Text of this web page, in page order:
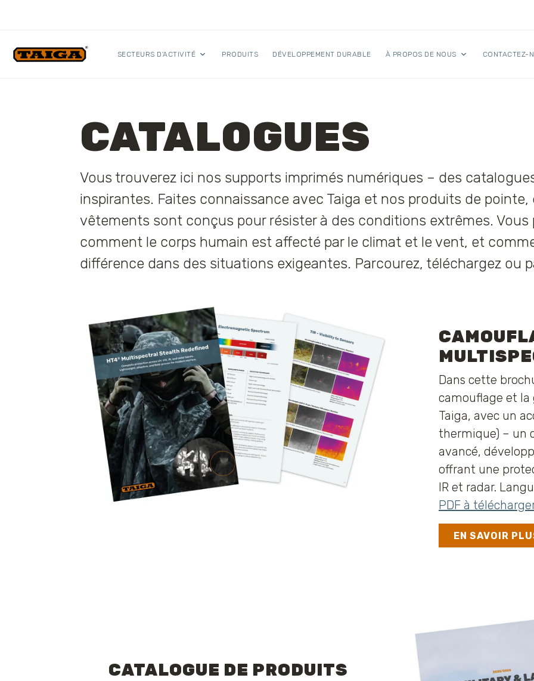
SECTEURS D'ACTIVITÉ PRODUITS DÉVELOPPEMENT DURABLE À PROPOS DE NOUS CONTACTEZ-
CATALOGUES
Vous trouverez ici nos supports imprimés numériques – des
inspirantes. Faites connaissance avec Taiga et nos produits de
vêtements sont conçus pour résister à des conditions extrêmes. Vous
comment le corps humain est affecté par le climat et le vent, et
différence dans des situations exigeantes. Parcourez, téléchargez ou
Dans cette
camouflage et la
Taiga, avec un
thermique) – un
avancé,
offrant une
IR et radar.
PDF à
EN SAVOIR
CATALOGUE DE PRODUITS